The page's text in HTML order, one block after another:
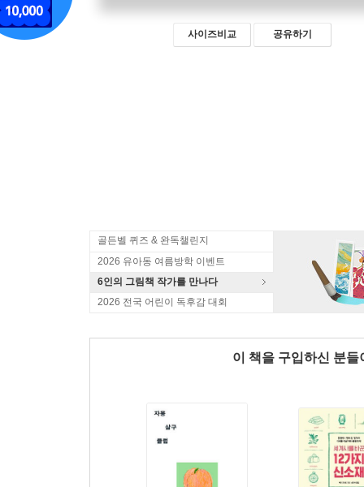
사이즈비교 공유하기
골든벨 퀴즈 & 완독챌린지
2026 유아동 여름방학 이벤트
6인의 그림책 작가를 만나다
2026 전국 어린이 독후감 대회
이 책을 구입하신 분